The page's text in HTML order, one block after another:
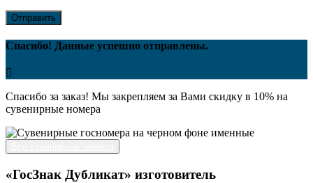
Отправить
Спасибо! Данные успешно отправлены.
Спасибо за заказ! Мы закрепляем за Вами скидку в 10% на
сувенирные номера
«ГосЗнак Дубликат» изготовитель